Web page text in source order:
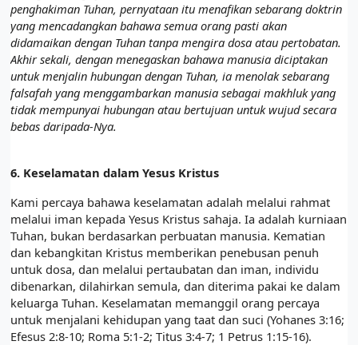
penghakiman Tuhan, pernyataan itu menafikan sebarang doktrin
yang mencadangkan bahawa semua orang pasti akan
didamaikan dengan Tuhan tanpa mengira dosa atau pertobatan.
Akhir sekali, dengan menegaskan bahawa manusia diciptakan
untuk menjalin hubungan dengan Tuhan, ia menolak sebarang
falsafah yang menggambarkan manusia sebagai makhluk yang
tidak mempunyai hubungan atau bertujuan untuk wujud secara
bebas daripada-Nya.
6. Keselamatan dalam Yesus Kristus
Kami percaya bahawa keselamatan adalah melalui rahmat
melalui iman kepada Yesus Kristus sahaja. Ia adalah kurniaan
Tuhan, bukan berdasarkan perbuatan manusia. Kematian
dan kebangkitan Kristus memberikan penebusan penuh
untuk dosa, dan melalui pertaubatan dan iman, individu
dibenarkan, dilahirkan semula, dan diterima pakai ke dalam
keluarga Tuhan. Keselamatan memanggil orang percaya
untuk menjalani kehidupan yang taat dan suci (Yohanes 3:16;
Efesus 2:8-10; Roma 5:1-2; Titus 3:4-7; 1 Petrus 1:15-16).